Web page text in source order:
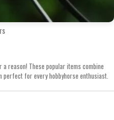
reason! These popular items combine
for every hobbyhorse enthusiast.